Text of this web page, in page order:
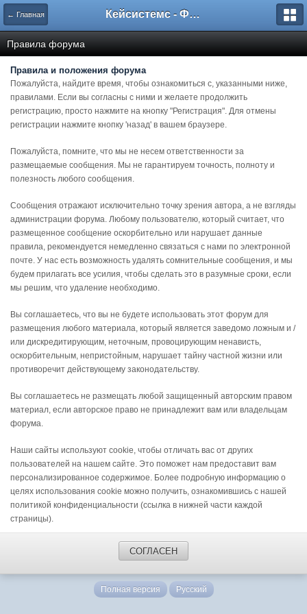
← Главная Кейсистемс - Форумы
Правила форума
Правила и положения форума
Пожалуйста, найдите время, чтобы ознакомиться с, указанными ниже,
правилами. Если вы согласны с ними и желаете продолжить
регистрацию, просто нажмите на кнопку "Регистрация". Для отмены
регистрации нажмите кнопку 'назад' в вашем браузере.
Пожалуйста, помните, что мы не несем ответственности за
размещаемые сообщения. Мы не гарантируем точность, полноту и
полезность любого сообщения.
Сообщения отражают исключительно точку зрения автора, а не взгляды
администрации форума. Любому пользователю, который считает, что
размещенное сообщение оскорбительно или нарушает данные
правила, рекомендуется немедленно связаться с нами по электронной
почте. У нас есть возможность удалять сомнительные сообщения, и мы
будем прилагать все усилия, чтобы сделать это в разумные сроки, если
мы решим, что удаление необходимо.
Вы соглашаетесь, что вы не будете использовать этот форум для
размещения любого материала, который является заведомо ложным и /
или дискредитирующим, неточным, провоцирующим ненависть,
оскорбительным, непристойным, нарушает тайну частной жизни или
противоречит действующему законодательству.
Вы соглашаетесь не размещать любой защищенный авторским правом
материал, если авторское право не принадлежит вам или владельцам
форума.
Наши сайты используют cookie, чтобы отличать вас от других
пользователей на нашем сайте. Это поможет нам предоставит вам
персонализированное содержимое. Более подробную информацию о
целях использования cookie можно получить, ознакомившись с нашей
политикой конфиденциальности (ссылка в нижней части каждой
страницы).
СОГЛАСЕН
Полная версия Русский